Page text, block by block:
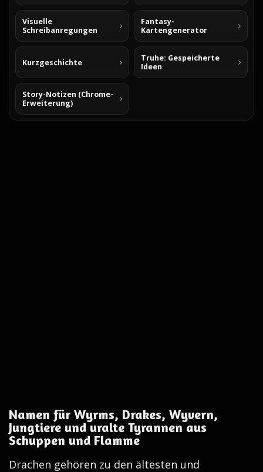
Visuelle
Schreibanregungen
Fantasy-
Kartengenerator
Kurzgeschichte
Truhe: Gespeicherte
Ideen
Story-Notizen (Chrome-
Erweiterung)
Namen für Wyrms, Drakes, Wyvern,
Jungtiere und uralte Tyrannen aus
Schuppen und Flamme
Drachen gehören zu den ältesten und